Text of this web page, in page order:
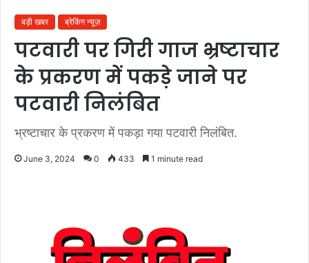
बड़ी खबर ब्रेकिंग न्यूज़
पटवारी पर गिरी गाज भ्रष्टाचार
के प्रकरण में पकड़े जाने पर
पटवारी निलंबित
भ्रष्टाचार के प्रकरण में पकड़ा गया पटवारी निलंबित.
June 3, 2024 0 433 1 minute read